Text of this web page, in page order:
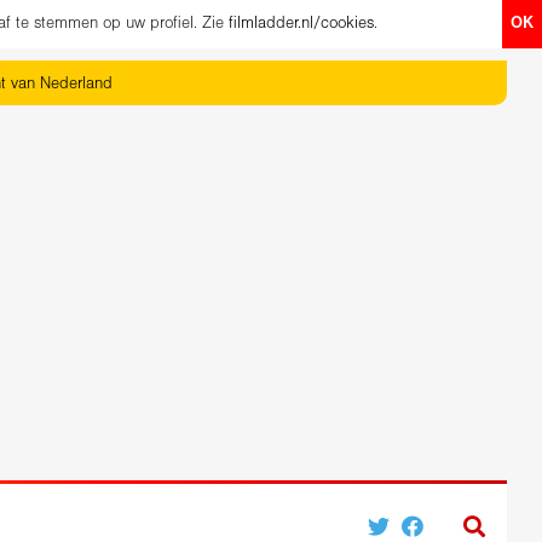
OK
te stemmen op uw profiel. Zie filmladder.nl/cookies.
van Nederland